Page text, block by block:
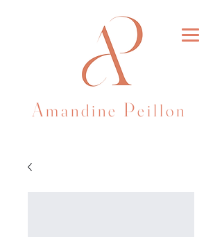
Am a n d i ne Pe i l l o n